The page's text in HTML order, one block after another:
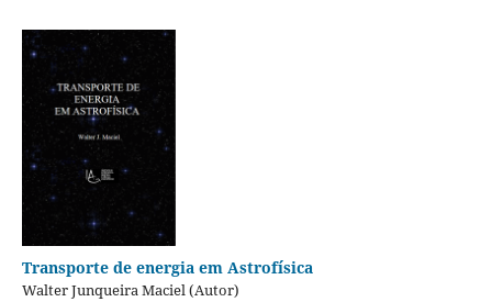
Transporte de energia em Astrofísica
Walter Junqueira Maciel (Autor)